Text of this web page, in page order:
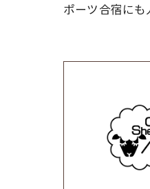
ポーツ合宿に